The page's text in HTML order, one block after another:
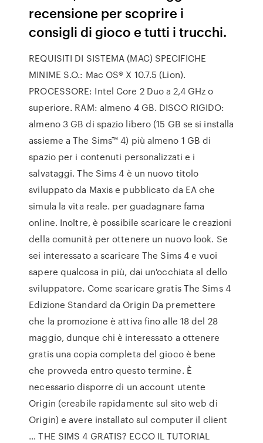
recensione per scoprire i
consigli di gioco e tutti i trucchi.
REQUISITI DI SISTEMA (MAC) SPECIFICHE
MINIME S.O.: Mac OS® X 10.7.5 (Lion).
PROCESSORE: Intel Core 2 Duo a 2,4 GHz o
superiore. RAM: almeno 4 GB. DISCO RIGIDO:
almeno 3 GB di spazio libero (15 GB se si installa
assieme a The Sims™ 4) più almeno 1 GB di
spazio per i contenuti personalizzati e i
salvataggi. The Sims 4 è un nuovo titolo
sviluppato da Maxis e pubblicato da EA che
simula la vita reale. per guadagnare fama
online. Inoltre, è possibile scaricare le creazioni
della comunità per ottenere un nuovo look. Se
sei interessato a scaricare The Sims 4 e vuoi
sapere qualcosa in più, dai un'occhiata al dello
sviluppatore. Come scaricare gratis The Sims 4
Edizione Standard da Origin Da premettere
che la promozione è attiva fino alle 18 del 28
maggio, dunque chi è interessato a ottenere
gratis una copia completa del gioco è bene
che provveda entro questo termine. È
necessario disporre di un account utente
Origin (creabile rapidamente sul sito web di
Origin) e avere installato sul computer il client
… THE SIMS 4 GRATIS? ECCO IL TUTORIAL